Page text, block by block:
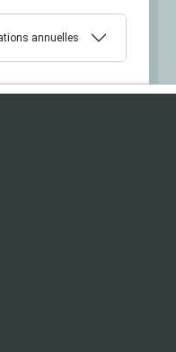
annuelles